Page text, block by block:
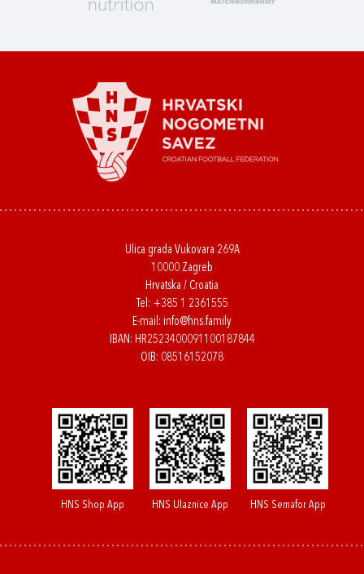
Ulica grada Vukovara 269A
10000 Zagreb
Hrvatska / Croatia
Tel: +385 1 2361555
E-mail: info@hns.family
IBAN: HR2523400091100187844
OIB: 08516152078
HNS Shop App HNS Ulaznice App HNS Semafor App